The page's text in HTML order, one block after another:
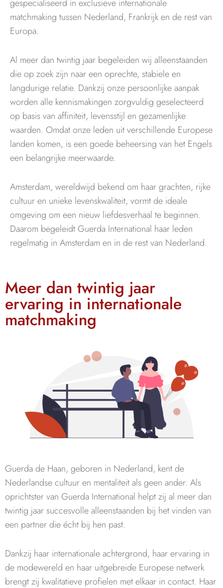
gespecialiseerd in exclusieve internationale
matchmaking tussen Nederland, Frankrijk en de rest van
Europa.
Al meer dan twintig jaar begeleiden wij alleenstaanden
die op zoek zijn naar een oprechte, stabiele en
langdurige relatie. Dankzij onze persoonlijke aanpak
worden alle kennismakingen zorgvuldig geselecteerd
op basis van affiniteit, levensstijl en gezamenlijke
waarden. Omdat onze leden uit verschillende Europese
landen komen, is een goede beheersing van het Engels
een belangrijke meerwaarde.
Amsterdam, wereldwijd bekend om haar grachten, rijke
cultuur en unieke levenskwaliteit, vormt de ideale
omgeving om een nieuw liefdesverhaal te beginnen.
Daarom begeleidt Guerda International haar leden
regelmatig in Amsterdam en in de rest van Nederland.
Meer dan twintig jaar
ervaring in internationale
matchmaking
Guerda de Haan, geboren in Nederland, kent de
Nederlandse cultuur en mentaliteit als geen ander. Als
oprichtster van Guerda International helpt zij al meer dan
twintig jaar succesvolle alleenstaanden bij het vinden van
een partner die écht bij hen past.
Dankzij haar internationale achtergrond, haar ervaring in
de modewereld en haar uitgebreide Europese netwerk
brengt zij kwalitatieve profielen met elkaar in contact. Haar